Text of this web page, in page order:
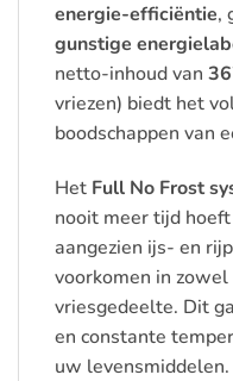
energie-efficiëntie,
gunstige
netto-inhoud van
vriezen) biedt het
boodschappen van
Het Full No Frost
nooit meer tijd
aangezien ijs- en
voorkomen in
vriesgedeelte. Dit
en constante
uw